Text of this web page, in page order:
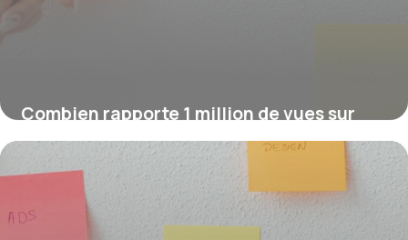
Combien rapporte 1 million de vues sur
YouTube ?
16 juillet 2026